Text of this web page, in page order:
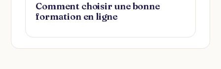
Comment choisir une bonne
formation en ligne